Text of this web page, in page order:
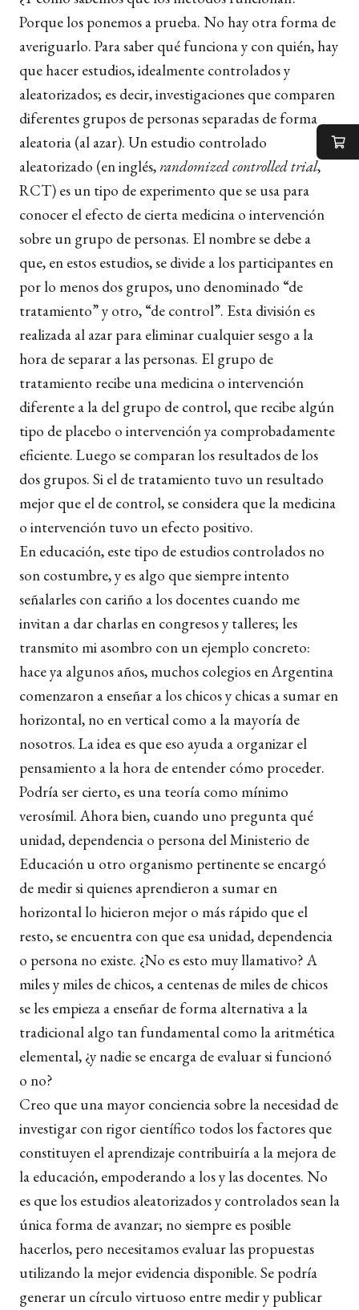
Porque los ponemos a prueba. No hay otra forma de
averiguarlo. Para saber qué funciona y con quién, hay
que hacer estudios, idealmente controlados y
aleatorizados; es decir, investigaciones que comparen
diferentes grupos de personas separadas de forma
aleatoria (al azar). Un estudio controlado
aleatorizado (en inglés,randomized controlled trial,
RCT) es un tipo de experimento que se usa para
conocer el efecto de cierta medicina o intervención
sobre un grupo de personas. El nombre se debe a
que, en estos estudios, se divide a los participantes en
por lo menos dos grupos, uno denominado “de
tratamiento” y otro, “de control”. Esta división es
realizada al azar para eliminar cualquier sesgo a la
hora de separar a las personas. El grupo de
tratamiento recibe una medicina o intervención
diferente a la del grupo de control, que recibe algún
tipo de placebo o intervención ya comprobadamente
eficiente. Luego se comparan los resultados de los
dos grupos. Si el de tratamiento tuvo un resultado
mejor que el de control, se considera que la medicina
o intervención tuvo un efecto positivo.
En educación, este tipo de estudios controlados no
son costumbre, y es algo que siempre intento
señalarles con cariño a los docentes cuando me
invitan a dar charlas en congresos y talleres; les
transmito mi asombro con un ejemplo concreto:
hace ya algunos años, muchos colegios en Argentina
comenzaron a enseñar a los chicos y chicas a sumar en
horizontal, no en vertical como a la mayoría de
nosotros. La idea es que eso ayuda a organizar el
pensamiento a la hora de entender cómo proceder.
Podría ser cierto, es una teoría como mínimo
verosímil. Ahora bien, cuando uno pregunta qué
unidad, dependencia o persona del Ministerio de
Educación u otro organismo pertinente se encargó
de medir si quienes aprendieron a sumar en
horizontal lo hicieron mejor o más rápido que el
resto, se encuentra con que esa unidad, dependencia
o persona no existe. ¿No es esto muy llamativo? A
miles y miles de chicos, a centenas de miles de chicos
se les empieza a enseñar de forma alternativa a la
tradicional algo tan fundamental como la aritmética
elemental, ¿y nadie se encarga de evaluar si funcionó
o no?
Creo que una mayor conciencia sobre la necesidad de
investigar con rigor científico todos los factores que
constituyen el aprendizaje contribuiría a la mejora de
la educación, empoderando a los y las docentes. No
es que los estudios aleatorizados y controlados sean la
única forma de avanzar; no siempre es posible
hacerlos, pero necesitamos evaluar las propuestas
utilizando la mejor evidencia disponible. Se podría
generar un círculo virtuoso entre medir y publicar